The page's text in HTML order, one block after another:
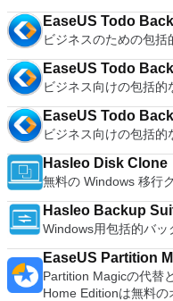
EaseUS Todo
ビジネスのための包
EaseUS Todo
ビジネス向けの包括
EaseUS Todo
ビジネス向けの包括
Hasleo Disk Clone
無料の Windows 移行
Hasleo Backup
Windows用包括的バッ
EaseUS Partition
Partition Magicの代替
Home Editionは無料の